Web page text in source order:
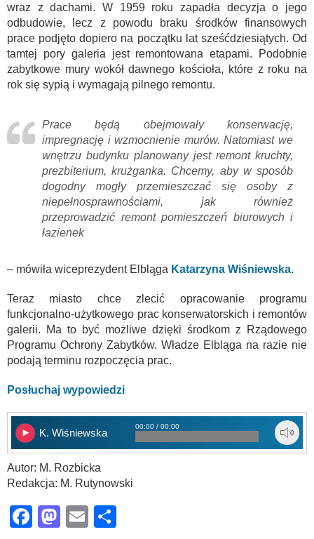
wraz z dachami. W 1959 roku zapadła decyzja o jego
odbudowie, lecz z powodu braku środków finansowych
prace podjęto dopiero na początku lat sześćdziesiątych. Od
tamtej pory galeria jest remontowana etapami. Podobnie
zabytkowe mury wokół dawnego kościoła, które z roku na
rok się sypią i wymagają pilnego remontu.
Prace będą obejmowały konserwację,
impregnację i wzmocnienie murów. Natomiast we
wnętrzu budynku planowany jest remont kruchty,
prezbiterium, krużganka. Chcemy, aby w sposób
dogodny mogły przemieszczać się osoby z
niepełnosprawnościami, jak również
przeprowadzić remont pomieszczeń biurowych i
łazienek
– mówiła wiceprezydent Elbląga Katarzyna Wiśniewska.
Teraz miasto chce zlecić opracowanie programu
funkcjonalno-użytkowego prac konserwatorskich i remontów
galerii. Ma to być możliwe dzięki środkom z Rządowego
Programu Ochrony Zabytków. Władze Elbląga na razie nie
podają terminu rozpoczęcia prac.
Posłuchaj wypowiedzi
K. Wiśniewska
00:00 / 00:00
Autor: M. Rozbicka
Redakcja: M. Rutynowski
Facebook
Mastodon
Email